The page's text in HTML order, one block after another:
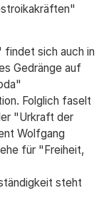
findet sich auch in
Gedränge auf
Folglich faselt
"Urkraft der
Wolfgang
für "Freiheit,
steht